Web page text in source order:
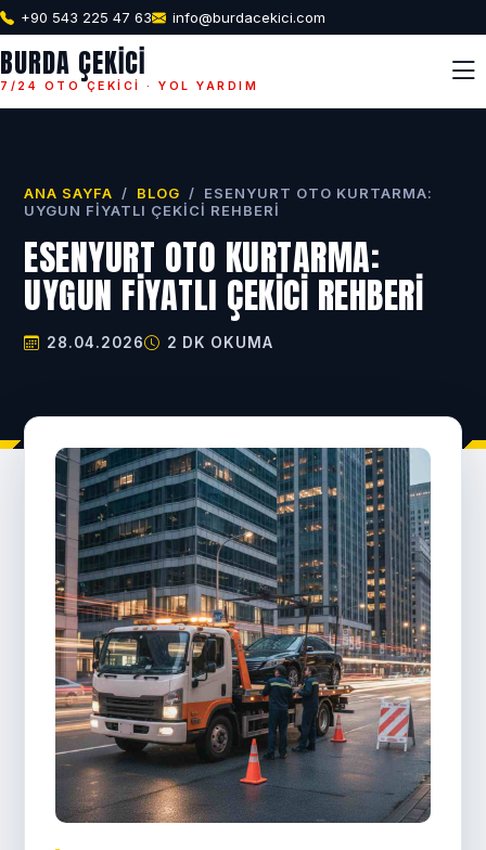
+90 543 225 47 63 info@burdacekici.com
BURDA ÇEKICI
7/24 OTO ÇEKICI · YOL YARDIM
ANA SAYFA / BLOG / ESENYURT OTO KURTARMA:
UYGUN FIYATLI ÇEKICI REHBERI
ESENYURT OTO KURTARMA:
UYGUN FIYATLI ÇEKICI REHBERI
28.04.2026 2 DK OKUMA